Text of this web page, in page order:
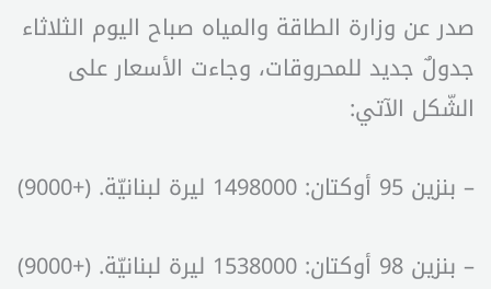
صدر عن وزارة الطاقة والمياه صباح اليوم الثلاثاء
جدولٌ جديد للمحروقات، وجاءت الأسعار على
الشّكل الآتي:
– بنزين 95 أوكتان: 1498000 ليرة لبنانيّة. (+9000)
– بنزين 98 أوكتان: 1538000 ليرة لبنانيّة. (+9000)